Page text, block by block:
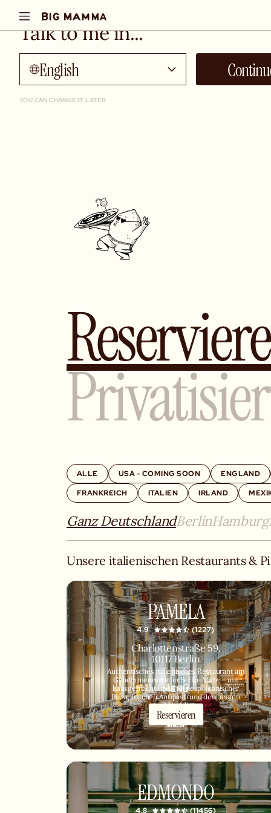
Talk to me in...
English
YOU CAN CHANGE IT LATER
ALLE USA - COMING SOON ENGLAND
FRANKREICH ITALIEN IRLAND
Ganz DeutschlandBerlinHamburg
Unsere italienischen Restaurants &
MENÜ
Reservieren
PAMELA
4.9 (1227)
Charlottenstraße 59,
10117 Berlin
Authentisches italienisches Restaurant am
Gendarmenmarkt in Berlin-Mitte – mit
hausgemachter Pasta, neapolitanischer
Pizza, frischen Antipasti und den besten
Secondi.
NEW
EDMONDO
4.8 (11456)